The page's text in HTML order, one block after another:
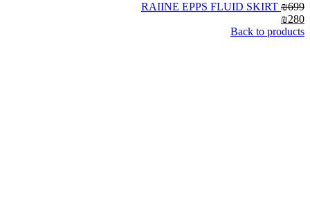
RAIINE EPPS FLUID SKIRT ₪699
₪280
Back to products